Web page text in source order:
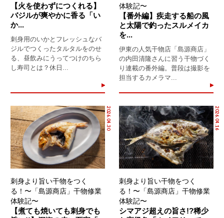
【火を使わずにつくれる】
バジルが爽やかに香る「い
か...
刺身用のいかとフレッシュなバ
ジルでつくったタルタルをのせ
る、昼飲みにうってつけのちら
し寿司とは？休日...
体験記〜
【番外編】疾走する船の風
と太陽で釣ったスルメイカ
を...
伊東の人気干物店「島源商店」
の内田清隆さんに習う干物づく
り連載の番外編。普段は撮影を
担当するカメラマ...
2026.04.30
刺身より旨い干物をつく
る！〜「島源商店」干物修業
体験記〜
【煮ても焼いても刺身でも
2026.04.16
刺身より旨い干物をつく
る！〜「島源商店」干物修業
体験記〜
シマアジ超えの旨さ!?稀少